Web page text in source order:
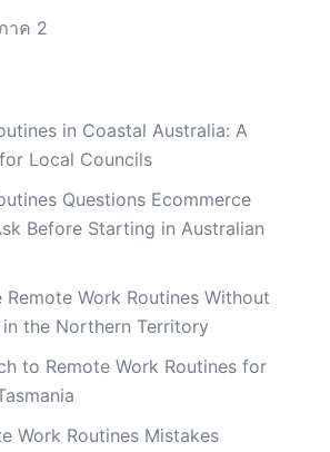
าค 2
in Coastal Australia: A
Local Councils
Questions Ecommerce
Before Starting in Australian
Work Routines Without
the Northern Territory
to Remote Work Routines for
Work Routines Mistakes